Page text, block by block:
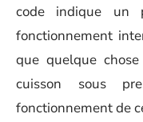
code indique un
fonctionnement
que quelque
cuisson sous
fonctionnement de